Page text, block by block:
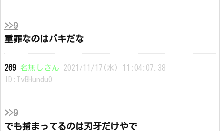
>>9
重罪なのはバキだな
269 名無しさん 2021/11/17(水) 11:04:07.38
ID:TvBHundu0
>>9
でも捕まってるのは刃牙だけやで